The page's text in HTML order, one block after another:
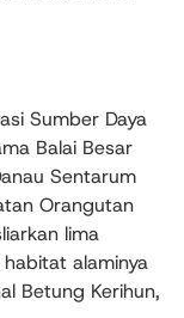
Sumber Daya
Balai Besar
Sentarum
Orangutan
lima
alaminya
Betung Kerihun,